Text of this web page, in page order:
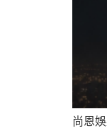
尚恩